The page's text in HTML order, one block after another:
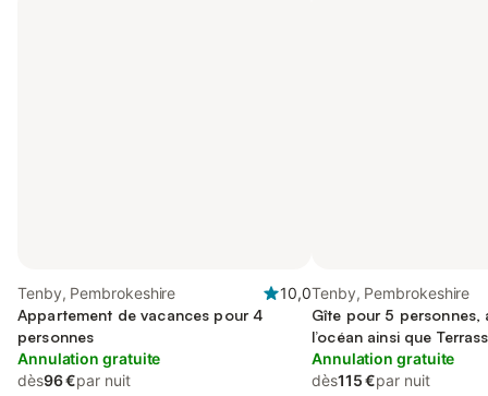
Tenby, Pembrokeshire
10,0
Appartement de vacances pour 4
personnes
Annulation gratuite
dès96 €par nuit
Tenby, Pembrokeshire
Gîte pour 5 personnes,
l’océan ainsi que
Annulation gratuite
dès115 €par nuit